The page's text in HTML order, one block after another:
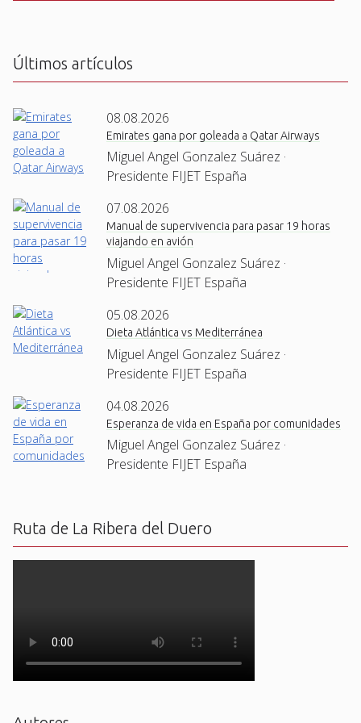
Últimos artículos
08.08.2026
Emirates gana por goleada a Qatar Airways
Miguel Angel Gonzalez Suárez ·
Presidente FIJET España
07.08.2026
Manual de supervivencia para pasar 19 horas
viajando en avión
Miguel Angel Gonzalez Suárez ·
Presidente FIJET España
05.08.2026
Dieta Atlántica vs Mediterránea
Miguel Angel Gonzalez Suárez ·
Presidente FIJET España
04.08.2026
Esperanza de vida en España por comunidades
Miguel Angel Gonzalez Suárez ·
Presidente FIJET España
Ruta de La Ribera del Duero